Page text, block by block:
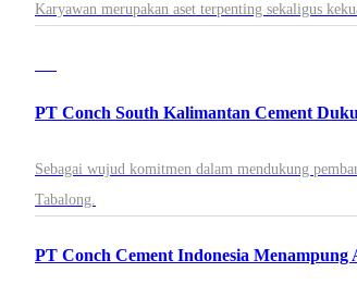
Karyawan merupakan aset terpenting sekaligus
PT Conch South Kalimantan Cement
Sebagai wujud komitmen dalam mendukung
Tabalong.
PT Conch Cement Indonesia